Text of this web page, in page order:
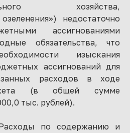
хозяйства,
недостаточно
ассигнованиями
обязательства, что
изыскания
ассигнований для
расходов в ходе
(в общей сумме
тыс. рублей).
по содержанию и